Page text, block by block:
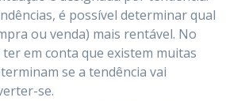
é possível determinar qual
ou venda) mais rentável. No
em conta que existem muitas
se a tendência vai
se.